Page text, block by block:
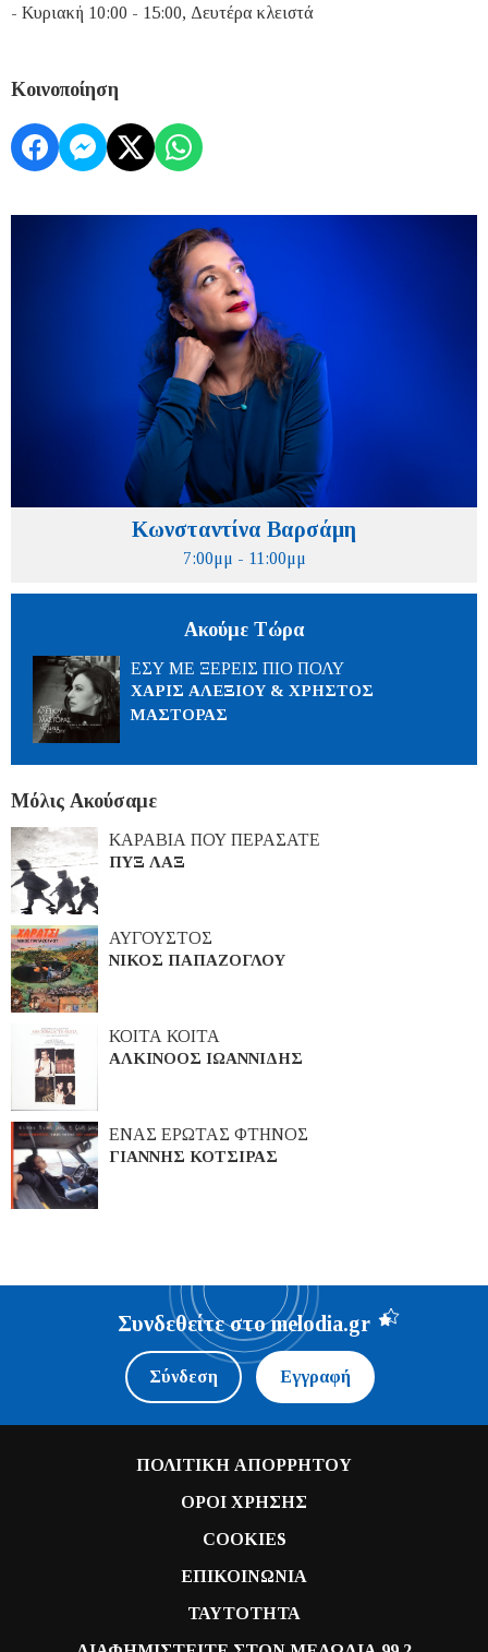
- Κυριακή 10:00 - 15:00, Δευτέρα κλειστά
Κοινοποίηση
Κωνσταντίνα Βαρσάμη
7:00μμ - 11:00μμ
Ακούμε Τώρα
ΕΣΥ ΜΕ ΞΕΡΕΙΣ ΠΙΟ ΠΟΛΥ
ΧΑΡΙΣ ΑΛΕΞΙΟΥ & ΧΡΗΣΤΟΣ
ΜΑΣΤΟΡΑΣ
Μόλις Ακούσαμε
ΚΑΡΑΒΙΑ ΠΟΥ ΠΕΡΑΣΑΤΕ
ΠΥΞ ΛΑΞ
ΑΥΓΟΥΣΤΟΣ
ΝΙΚΟΣ ΠΑΠΑΖΟΓΛΟΥ
ΚΟΙΤΑ ΚΟΙΤΑ
ΑΛΚΙΝΟΟΣ ΙΩΑΝΝΙΔΗΣ
ΕΝΑΣ ΕΡΩΤΑΣ ΦΤΗΝΟΣ
ΓΙΑΝΝΗΣ ΚΟΤΣΙΡΑΣ
Συνδεθείτε στο melodia.gr
Σύνδεση Εγγραφή
ΠΟΛΙΤΙΚΗ ΑΠΟΡΡΗΤΟΥ
ΟΡΟΙ ΧΡΗΣΗΣ
COOKIES
ΕΠΙΚΟΙΝΩΝΙΑ
ΤΑΥΤΟΤΗΤΑ